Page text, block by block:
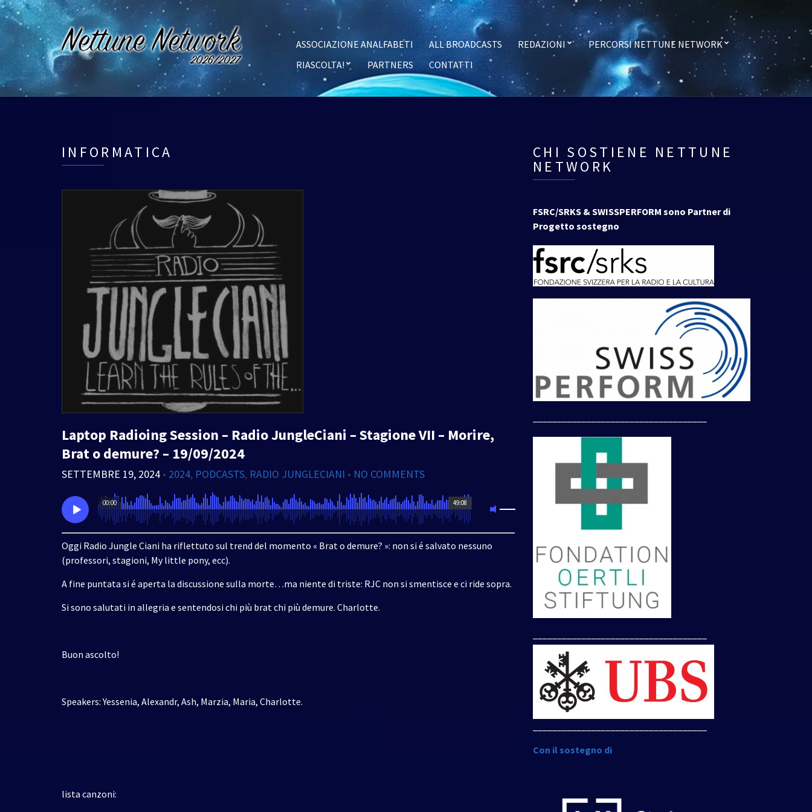
ASSOCIAZIONE ANALFABETI ALL BROADCASTS REDAZIONI
PERCORSI NETTUNE NETWORK
RIASCOLTA!
PARTNERS CONTATTI
INFORMATICA
Laptop Radioing Session – Radio JungleCiani – Stagione VII – Morire,
Brat o demure? – 19/09/2024
SETTEMBRE 19, 2024 • 2024, PODCASTS, RADIO JUNGLECIANI • NO COMMENTS
49:08
00:00
Oggi Radio Jungle Ciani ha riflettuto sul trend del momento « Brat o demure? »: non si é salvato nessuno
(professori, stagioni, My little pony, ecc).
A fine puntata si é aperta la discussione sulla morte…ma niente di triste: RJC non si smentisce e ci ride sopra.
Si sono salutati in allegria e sentendosi chi più brat chi più demure. Charlotte.
Buon ascolto!
Speakers: Yessenia, Alexandr, Ash, Marzia, Maria, Charlotte.
lista canzoni:
CHI SOSTIENE NETTUNE
NETWORK
FSRC/SRKS & SWISSPERFORM sono Partner di
Progetto sostegno
Con il sostegno di